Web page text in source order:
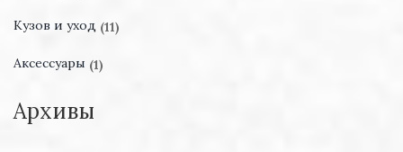
Кузов и уход (11)
Аксессуары (1)
Архивы